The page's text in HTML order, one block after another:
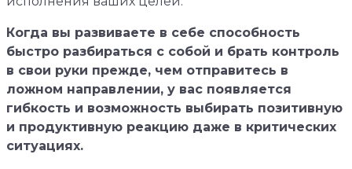
Когда вы развиваете в себе способность
быстро разбираться с собой и брать контроль
в свои руки прежде, чем отправитесь в
ложном направлении, у вас появляется
гибкость и возможность выбирать позитивную
и продуктивную реакцию даже в критических
ситуациях.